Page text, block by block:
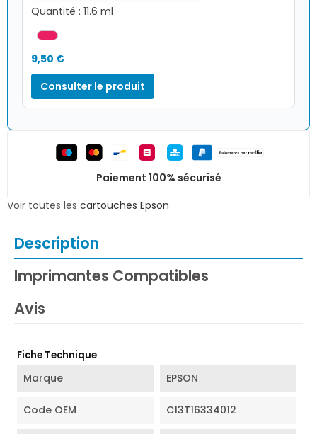
Quantité : 11.6 ml
9,50 €
Consulter le produit
Paiement 100% sécurisé
Voir toutes les cartouches Epson
Description
Imprimantes Compatibles
Avis
Fiche Technique
Marque EPSON
Code OEM C13T16334012